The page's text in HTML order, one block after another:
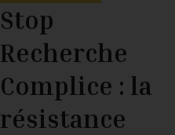
Stop
Recherche
Complice : la
résistance